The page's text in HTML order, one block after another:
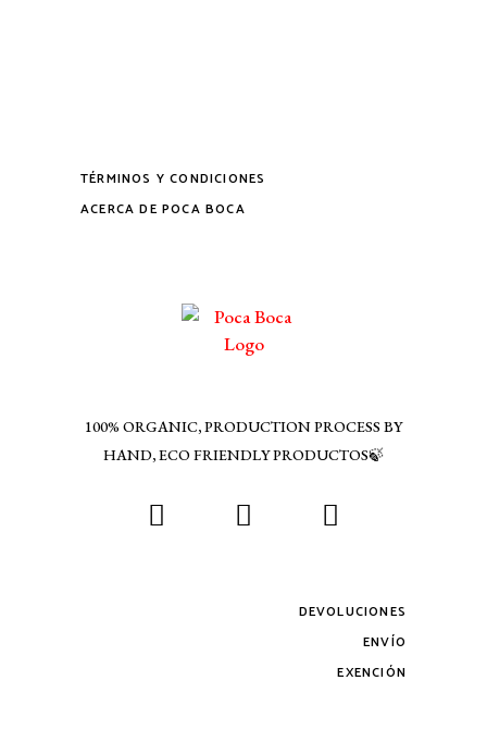
TÉRMINOS Y CONDICIONES
ACERCA DE POCA BOCA
100% ORGANIC, PRODUCTION PROCESS BY
HAND, ECO FRIENDLY PRODUCTOS🍃
DEVOLUCIONES
ENVÍO
EXENCIÓN